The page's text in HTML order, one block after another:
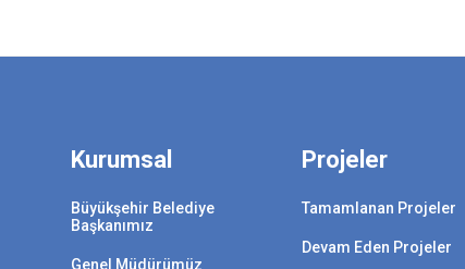
Kurumsal
Büyükşehir Belediye
Başkanımız
Genel Müdürümüz
Projeler
Tamamlanan Projeler
Devam Eden Projeler